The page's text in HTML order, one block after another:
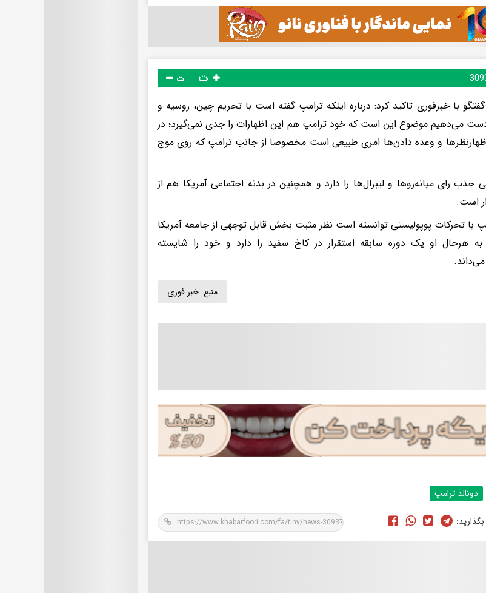
ت
با خبرفوری تاکید کرد: درباره اینکه ترامپ گفته است با تحریم چین، روسیه و
دست می‌دهیم موضوع این است که خود ترامپ هم این اظهارات را جدی نمی‌گیرد؛ در
و وعده دادن‌ها امری طبیعی است مخصوصا از جانب ترامپ که روی موج
رای میانه‌روها و لیبرال‌ها را دارد و همچنین در بدنه اجتماعی آمریکا هم از
است.
با تحرکات پوپولیستی توانسته است نظر مثبت بخش قابل توجهی از جامعه آمریکا
هرحال او یک دوره سابقه استقرار در کاخ سفید را دارد و خود را شایسته
منبع: خبر فوری
دونالد ترامپ